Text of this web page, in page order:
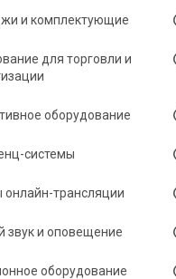
и комплектующие
для торговли и
оборудование
системы
онлайн-трансляции
звук и оповещение
оборудование